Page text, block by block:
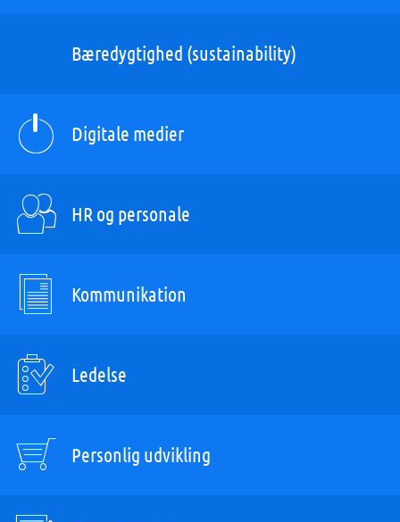
Bæredygtighed (sustainability)
Digitale medier
HR og personale
Kommunikation
Ledelse
Personlig udvikling